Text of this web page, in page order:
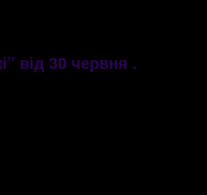
від 30 червня .